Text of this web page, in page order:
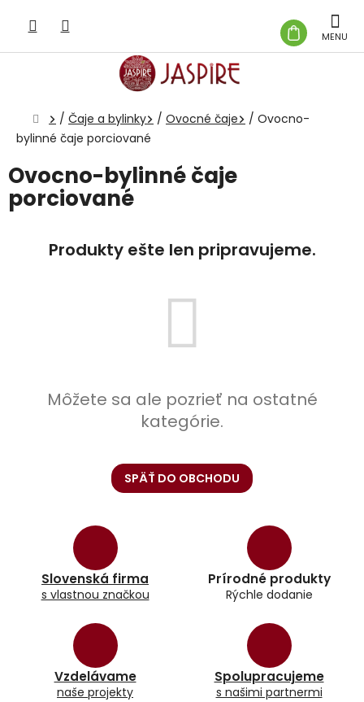
obsah
KOŠÍK
Domov
/ Čaje a bylinky / Ovocné čaje / Ovocno-
bylinné čaje porciované
Ovocno-bylinné čaje
porciované
Produkty ešte len pripravujeme.
Môžete sa ale pozrieť na ostatné
kategórie.
SPÄŤ DO OBCHODU
Slovenská firma
s vlastnou značkou
Prírodné produkty
Rýchle dodanie
Vzdelávame
naše projekty
Spolupracujeme
s našimi partnermi